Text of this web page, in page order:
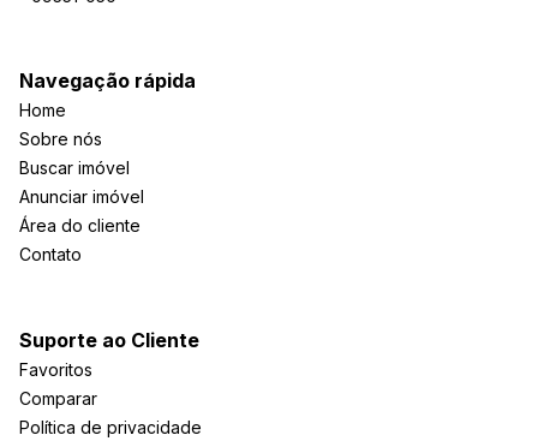
Navegação rápida
Home
Sobre nós
Buscar imóvel
Anunciar imóvel
Área do cliente
Contato
Suporte ao Cliente
Favoritos
Comparar
Política de privacidade